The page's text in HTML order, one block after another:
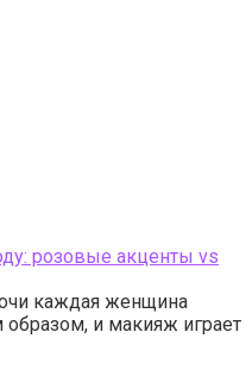
розовые акценты vs
каждая женщина
и макияж играет